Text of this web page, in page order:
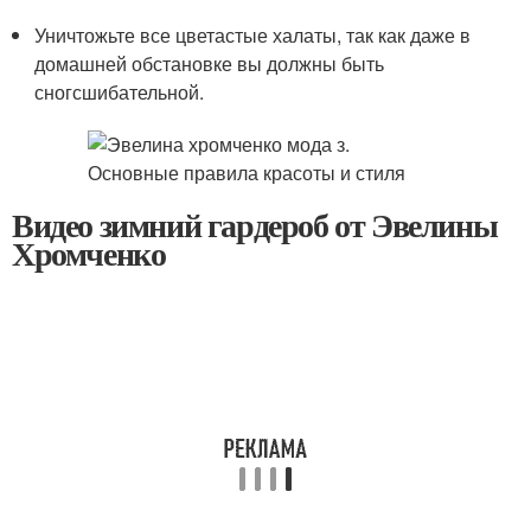
Уничтожьте все цветастые халаты, так как даже в
домашней обстановке вы должны быть
сногсшибательной.
Видео зимний гардероб от Эвелины
Хромченко